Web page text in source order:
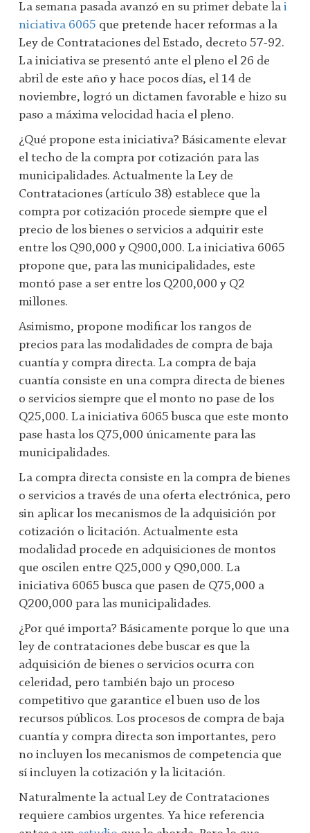
La semana pasada avanzó en su primer debate la i
niciativa 6065 que pretende hacer reformas a la
Ley de Contrataciones del Estado, decreto 57-92.
La iniciativa se presentó ante el pleno el 26 de
abril de este año y hace pocos días, el 14 de
noviembre, logró un dictamen favorable e hizo su
paso a máxima velocidad hacia el pleno.
¿Qué propone esta iniciativa? Básicamente elevar
el techo de la compra por cotización para las
municipalidades. Actualmente la Ley de
Contrataciones (artículo 38) establece que la
compra por cotización procede siempre que el
precio de los bienes o servicios a adquirir este
entre los Q90,000 y Q900,000. La iniciativa 6065
propone que, para las municipalidades, este
montó pase a ser entre los Q200,000 y Q2
millones.
Asimismo, propone modificar los rangos de
precios para las modalidades de compra de baja
cuantía y compra directa. La compra de baja
cuantía consiste en una compra directa de bienes
o servicios siempre que el monto no pase de los
Q25,000. La iniciativa 6065 busca que este monto
pase hasta los Q75,000 únicamente para las
municipalidades.
La compra directa consiste en la compra de bienes
o servicios a través de una oferta electrónica, pero
sin aplicar los mecanismos de la adquisición por
cotización o licitación. Actualmente esta
modalidad procede en adquisiciones de montos
que oscilen entre Q25,000 y Q90,000. La
iniciativa 6065 busca que pasen de Q75,000 a
Q200,000 para las municipalidades.
¿Por qué importa? Básicamente porque lo que una
ley de contrataciones debe buscar es que la
adquisición de bienes o servicios ocurra con
celeridad, pero también bajo un proceso
competitivo que garantice el buen uso de los
recursos públicos. Los procesos de compra de baja
cuantía y compra directa son importantes, pero
no incluyen los mecanismos de competencia que
sí incluyen la cotización y la licitación.
Naturalmente la actual Ley de Contrataciones
requiere cambios urgentes. Ya hice referencia